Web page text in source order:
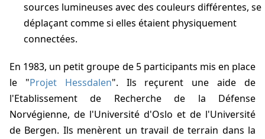
sources lumineuses avec des couleurs différentes, se
déplaçant comme si elles étaient physiquement
connectées.
En 1983, un petit groupe de 5 participants mis en place
le "Projet Hessdalen". Ils reçurent une aide de
l'Etablissement de Recherche de la Défense
Norvégienne, de l'Université d'Oslo et de l'Université
de Bergen. Ils menèrent un travail de terrain dans la